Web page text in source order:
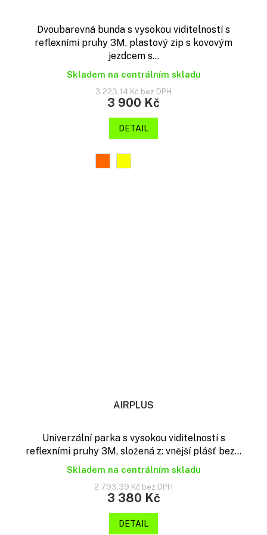
Dvoubarevná bunda s vysokou viditelností s
reflexními pruhy 3M, plastový zip s kovovým
jezdcem s...
Skladem na centrálním skladu
3 223,14 Kč bez DPH
3 900 Kč
DETAIL
AIRPLUS
Univerzální parka s vysokou viditelností s
reflexními pruhy 3M, složená z: vnější plášť bez...
Skladem na centrálním skladu
2 793,39 Kč bez DPH
3 380 Kč
DETAIL